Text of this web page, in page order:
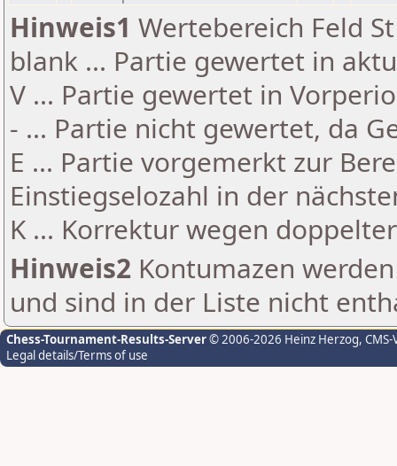
Hinweis1 Wertebereich Feld
blank ... Partie gewertet in
V ... Partie gewertet in
- ... Partie nicht gewertet, da
E ... Partie vorgemerkt zur
Einstiegselozahl in der
K ... Korrektur wegen
Hinweis2 Kontumazen
und sind in der Liste nicht
Chess-Tournament-Results-Server© 2006-2026 Heinz Herzog,
Legal details/Terms of use